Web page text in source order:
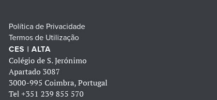
Política de Privacidade
Termos de Utilização
CES | ALTA
Colégio de S. Jerónimo
Apartado 3087
3000-995 Coimbra, Portugal
Tel +351 239 855 570